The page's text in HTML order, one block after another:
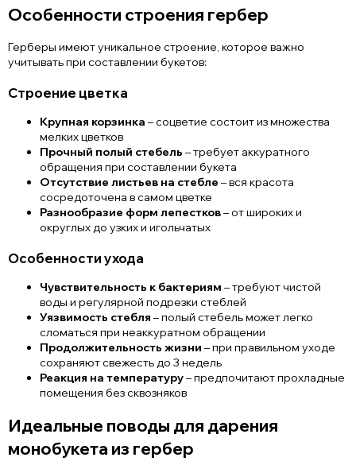
Особенности строения гербер
Герберы имеют уникальное строение, которое важно
учитывать при составлении букетов:
Строение цветка
Крупная корзинка – соцветие состоит из множества
мелких цветков
Прочный полый стебель – требует аккуратного
обращения при составлении букета
Отсутствие листьев на стебле – вся красота
сосредоточена в самом цветке
Разнообразие форм лепестков– от широких и
округлых до узких и игольчатых
Особенности ухода
Чувствительность к бактериям – требуют чистой
воды и регулярной подрезки стеблей
Уязвимость стебля – полый стебель может легко
сломаться при неаккуратном обращении
Продолжительность жизни – при правильном уходе
сохраняют свежесть до 3 недель
Реакция на температуру– предпочитают прохладные
помещения без сквозняков
Идеальные поводы для дарения
монобукета из гербер